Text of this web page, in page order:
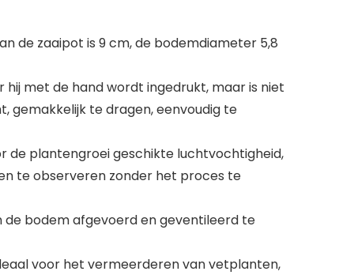
de zaaipot is 9 cm, de bodemdiameter 5,8
met de hand wordt ingedrukt, maar is niet
gemakkelijk te dragen, eenvoudig te
de plantengroei geschikte luchtvochtigheid,
te observeren zonder het proces te
de bodem afgevoerd en geventileerd te
voor het vermeerderen van vetplanten,